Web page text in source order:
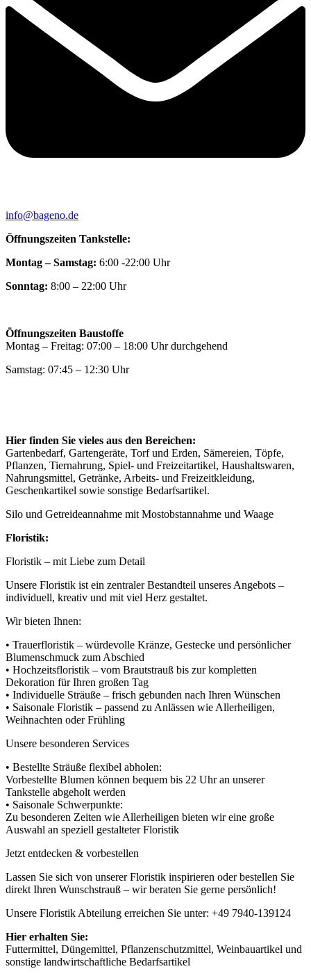
info@bageno.de
Öffnungszeiten Tankstelle:
Montag – Samstag: 6:00 -22:00 Uhr
Sonntag: 8:00 – 22:00 Uhr
Öffnungszeiten Baustoffe
Montag – Freitag: 07:00 – 18:00 Uhr durchgehend
Samstag: 07:45 – 12:30 Uhr
Hier finden Sie vieles aus den Bereichen:
Gartenbedarf, Gartengeräte, Torf und Erden, Sämereien, Töpfe,
Pflanzen, Tiernahrung, Spiel- und Freizeitartikel, Haushaltswaren,
Nahrungsmittel, Getränke, Arbeits- und Freizeitkleidung,
Geschenkartikel sowie sonstige Bedarfsartikel.
Silo und Getreideannahme mit Mostobstannahme und Waage
Floristik:
Floristik – mit Liebe zum Detail
Unsere Floristik ist ein zentraler Bestandteil unseres Angebots –
individuell, kreativ und mit viel Herz gestaltet.
Wir bieten Ihnen:
• Trauerfloristik – würdevolle Kränze, Gestecke und persönlicher
Blumenschmuck zum Abschied
• Hochzeitsfloristik – vom Brautstrauß bis zur kompletten
Dekoration für Ihren großen Tag
• Individuelle Sträuße – frisch gebunden nach Ihren Wünschen
• Saisonale Floristik – passend zu Anlässen wie Allerheiligen,
Weihnachten oder Frühling
Unsere besonderen Services
• Bestellte Sträuße flexibel abholen:
Vorbestellte Blumen können bequem bis 22 Uhr an unserer
Tankstelle abgeholt werden
• Saisonale Schwerpunkte:
Zu besonderen Zeiten wie Allerheiligen bieten wir eine große
Auswahl an speziell gestalteter Floristik
Jetzt entdecken & vorbestellen
Lassen Sie sich von unserer Floristik inspirieren oder bestellen Sie
direkt Ihren Wunschstrauß – wir beraten Sie gerne persönlich!
Unsere Floristik Abteilung erreichen Sie unter: +49 7940-139124
Hier erhalten Sie:
Futtermittel, Düngemittel, Pflanzenschutzmittel, Weinbauartikel und
sonstige landwirtschaftliche Bedarfsartikel